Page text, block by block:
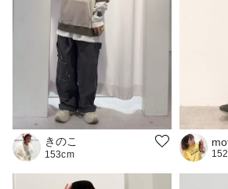
きのこ
153cm